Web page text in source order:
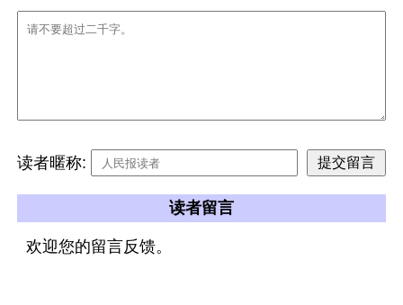
读者暱称:
读者留言
欢迎您的留言反馈。